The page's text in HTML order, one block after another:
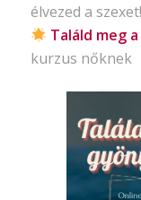
élvezed a szexet!
Találd meg
kurzus nőknek